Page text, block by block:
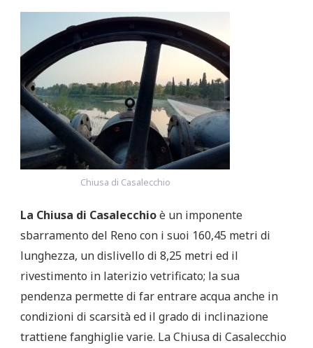
Chiusa di Casalecchio
La Chiusa di Casalecchioè un imponente
sbarramento del Reno con i suoi 160,45 metri di
lunghezza, un dislivello di 8,25 metri ed il
rivestimento in laterizio vetrificato; la sua
pendenza permette di far entrare acqua anche in
condizioni di scarsità ed il grado di inclinazione
trattiene fanghiglie varie. La Chiusa di Casalecchio